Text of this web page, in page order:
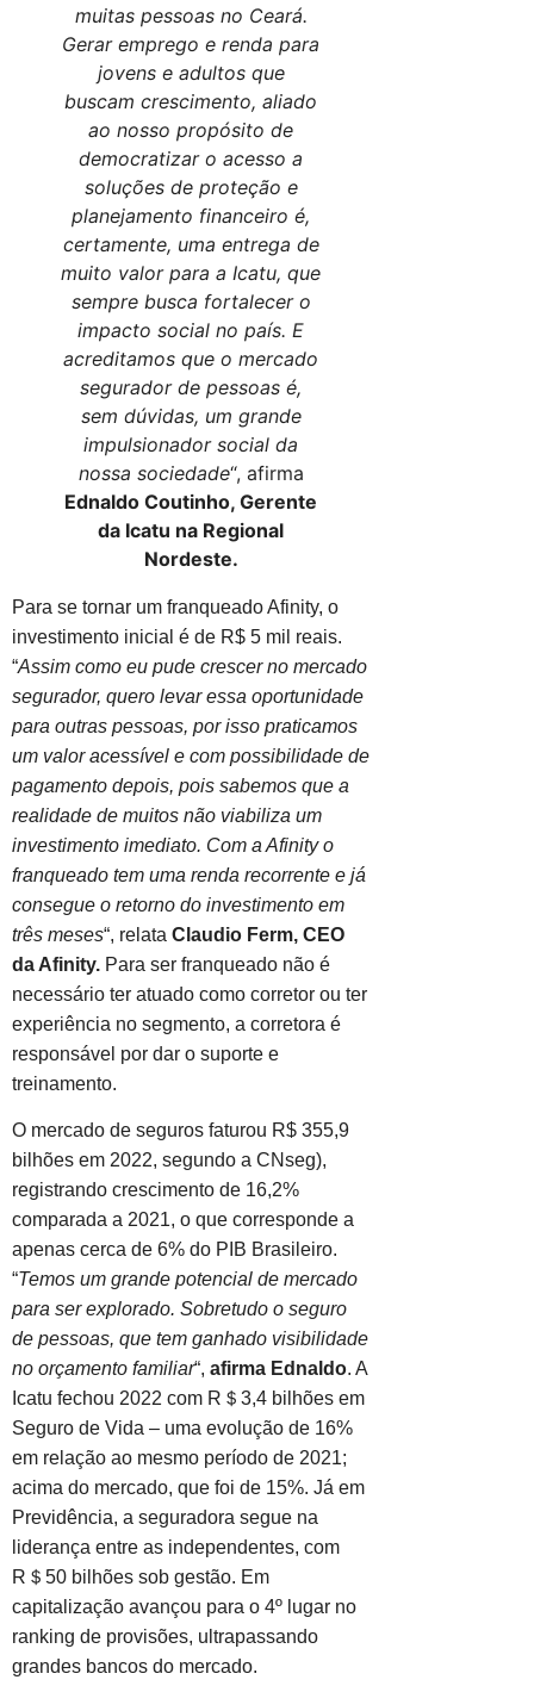
muitas pessoas no Ceará.
Gerar emprego e renda para
jovens e adultos que
buscam crescimento, aliado
ao nosso propósito de
democratizar o acesso a
soluções de proteção e
planejamento financeiro é,
certamente, uma entrega de
muito valor para a Icatu, que
sempre busca fortalecer o
impacto social no país. E
acreditamos que o mercado
segurador de pessoas é,
sem dúvidas, um grande
impulsionador social da
nossa sociedade“, afirma
Ednaldo Coutinho, Gerente
da Icatu na Regional
Nordeste.
Para se tornar um franqueado Afinity, o
investimento inicial é de R$ 5 mil reais.
“Assim como eu pude crescer no mercado
segurador, quero levar essa oportunidade
para outras pessoas, por isso praticamos
um valor acessível e com possibilidade de
pagamento depois, pois sabemos que a
realidade de muitos não viabiliza um
investimento imediato. Com a Afinity o
franqueado tem uma renda recorrente e já
consegue o retorno do investimento em
três meses“, relata Claudio Ferm, CEO
da Afinity. Para ser franqueado não é
necessário ter atuado como corretor ou ter
experiência no segmento, a corretora é
responsável por dar o suporte e
treinamento.
O mercado de seguros faturou R$ 355,9
bilhões em 2022, segundo a CNseg),
registrando crescimento de 16,2%
comparada a 2021, o que corresponde a
apenas cerca de 6% do PIB Brasileiro.
“Temos um grande potencial de mercado
para ser explorado. Sobretudo o seguro
de pessoas, que tem ganhado visibilidade
no orçamento familiar“, afirma Ednaldo. A
Icatu fechou 2022 com R＄3,4 bilhões em
Seguro de Vida – uma evolução de 16%
em relação ao mesmo período de 2021;
acima do mercado, que foi de 15%. Já em
Previdência, a seguradora segue na
liderança entre as independentes, com
R＄50 bilhões sob gestão. Em
capitalização avançou para o 4º lugar no
ranking de provisões, ultrapassando
grandes bancos do mercado.